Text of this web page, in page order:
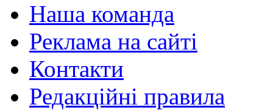
Наша команда
Реклама на сайті
Контакти
Редакційні правила